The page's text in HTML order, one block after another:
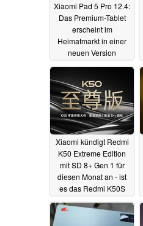
Xiaomi Pad 5 Pro 12.4:
Das Premium-Tablet
erscheint im
Heimatmarkt in einer
neuen Version
06.09.2022
Xiaomi kündigt Redmi
K50 Extreme Edition
mit SD 8+ Gen 1 für
diesen Monat an - ist
es das Redmi K50S
Pro bzw. Xiaomi 12T
Pro?
05.08.2022